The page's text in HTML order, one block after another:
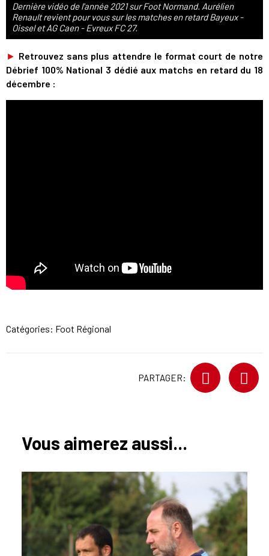
Dernière vidéo de l'année 2021 sur Foot Normand. Aurélien
Renault revient pour vous sur les matches en retard Bayeux -
Oissel et AG Caen - Evreux FC 27.
► Retrouvez sans plus attendre le format court de notre
Débrief 100% National 3 dédié aux matchs en retard du 18
décembre :
Catégories: Foot Régional
PARTAGER:
Vous aimerez aussi...